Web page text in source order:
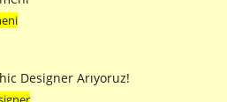
Designer Arıyoruz!